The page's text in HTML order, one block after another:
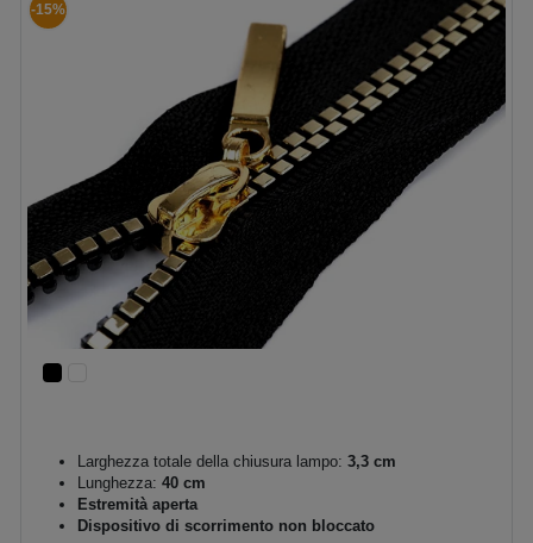
-15%
Larghezza totale della chiusura lampo: 3,3 cm
Lunghezza: 40 cm
Estremità aperta
Dispositivo di scorrimento non bloccato